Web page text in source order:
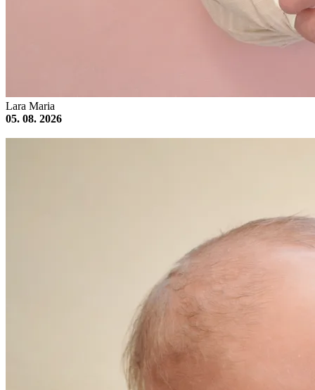
Lara Maria
05. 08. 2026